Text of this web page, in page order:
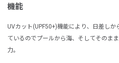
機能
UVカット(UPF50+)機能により、日差し
ているのでプールから海、そしてそのま
力。